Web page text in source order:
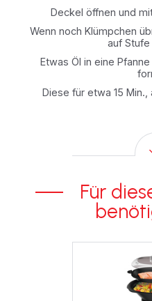
Deckel öffnen und
Wenn noch Klümpchen
auf
Etwas Öl in eine
Diese für etwa 15
Für